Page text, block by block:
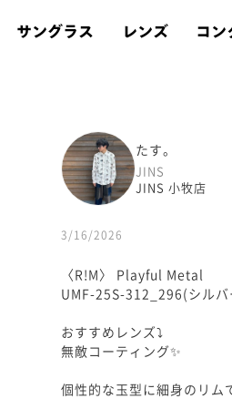
サングラス レンズ コン
たす。
JINS
JINS 小牧店
3/16/2026
〈R!M〉 Playful Metal
UMF-25S-312_296(シルバ
おすすめレンズ⤵︎
無敵コーティング✨
個性的な玉型に細身のリ